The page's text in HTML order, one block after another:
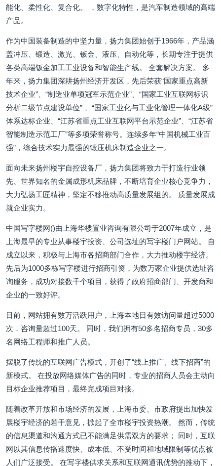
能化、柔性化、复合化。 ，数字化特性，是汽车制造领域的高端
产品。
作为中国装备制造的中坚力量，扬力集团始创于1966年，产品涵
盖冲压、锻造、激光、钣金、液压、自动化等，长期专注于提供
各类高端钣金加工工业设备和智能生产线。 全套解决方案。 多
年来，扬力集团深耕扬州经济开发区，先后荣获“国家重点高新
技术企业”、“制造业单项冠军示范企业”、“国家工业互联网标识
分析二级节点建设单位” 、“国家工业化与工业化管理一体化A级”
体系达标企业、“江苏省重点工业互联网平台示范企业”、“江苏省
智能制造示范工厂”等多项荣誉称号。连续多年“中国机械工业百
强”，综合技术实力最强的锻压机床制造企业之一。
面向未来扬州楼宇自控设备厂，扬力集团将致力于打造行业领
先、世界知名的金属成形机床品牌，不断培育企业核心竞争力，
大力弘扬工匠精神，坚定不移推动高质量发展组的。 质量发展成
就企业实力。
中国写字楼网()由上海华楼置业咨询有限公司于2007年成立，是
上海最早的专业从事楼宇投资、公司选址的写字楼门户网站。 自
成立以来，积极与上海市各招商部门合作，大力推动楼宇经济。
先后为1000多栋写字楼进行招商引资，为数万家企业提供选址咨
询服务，成功对接数千个项目，获得了政府招商部门、开发商和
企业的一致好评。
目前，网站拥有数万活跃用户，上海本地日有效访问量超过5000
次，咨询量超过100天。 同时，我们拥有50多名招商专员，30多
名网络工程师和推广人员。
摆脱了传统的互联网广告模式，开创了“线上推广、线下招商”的
新模式。 在投放网络媒体广告的同时，专业的招商人员会主动向
目标企业推荐项目，最终完成项目对接。
随着改革开放和市场经济的发展，上海市委、市政府提出加快发
展楼宇经济的若干意见，掀起了全市楼宇投资热潮。 然而，传统
的信息渠道和沟通方式已不能满足供需双方的要求； 同时，互联
网以其信息传播速度快、成本低、不受时间和地域限制等优点被
人们广泛接受。 在写字楼供求关系和互联网通讯优势的推动下，